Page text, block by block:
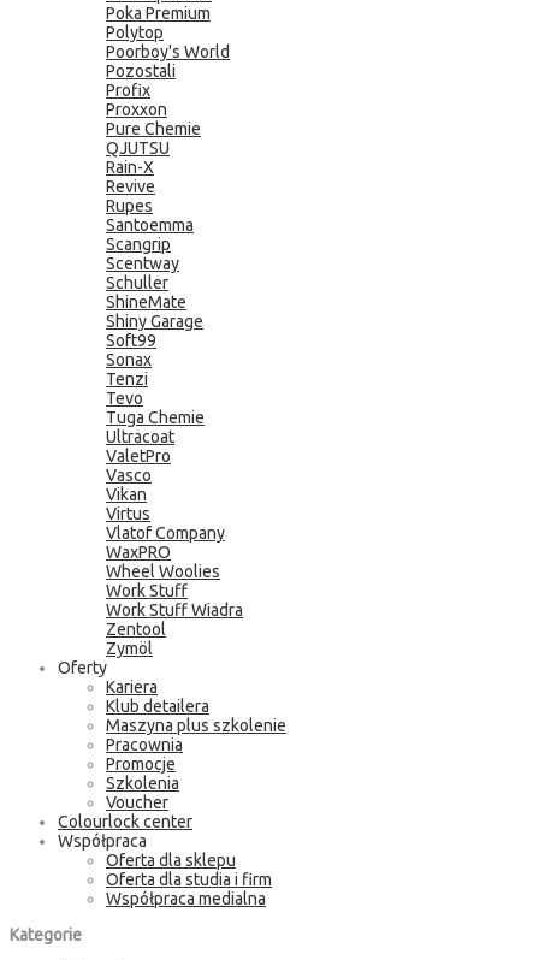
Poka Premium
Polytop
Poorboy's World
Pozostali
Profix
Proxxon
Pure Chemie
QJUTSU
Rain-X
Revive
Rupes
Santoemma
Scangrip
Scentway
Schuller
ShineMate
Shiny Garage
Soft99
Sonax
Tenzi
Tevo
Tuga Chemie
Ultracoat
ValetPro
Vasco
Vikan
Virtus
Vlatof Company
WaxPRO
Wheel Woolies
Work Stuff
Work Stuff Wiadra
Zentool
Zymöl
Oferty
Kariera
Klub detailera
Maszyna plus szkolenie
Pracownia
Promocje
Szkolenia
Voucher
Colourlock center
Współpraca
Oferta dla sklepu
Oferta dla studia i firm
Współpraca medialna
Kategorie